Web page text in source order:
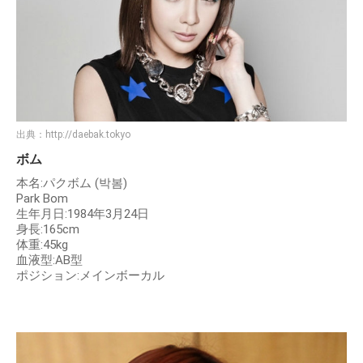
出典： http://daebak.tokyo
ボム
本名:パクボム (박봄)
Park Bom
⽣年⽉⽇:1984年3⽉24⽇
⾝⻑:165cm
体重:45kg
⾎液型:AB型
ポジション:メインボーカル